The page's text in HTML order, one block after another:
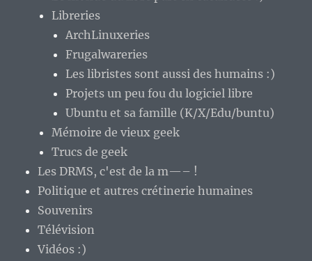
Libreries
ArchLinuxeries
Frugalwareries
Les libristes sont aussi des humains :)
Projets un peu fou du logiciel libre
Ubuntu et sa famille (K/X/Edu/buntu)
Mémoire de vieux geek
Trucs de geek
Les DRMS, c'est de la m—– !
Politique et autres crétinerie humaines
Souvenirs
Télévision
Vidéos :)